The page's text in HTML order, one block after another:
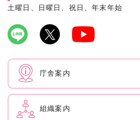
土曜日、日曜日、祝日、年末年始
庁舎案内
組織案内